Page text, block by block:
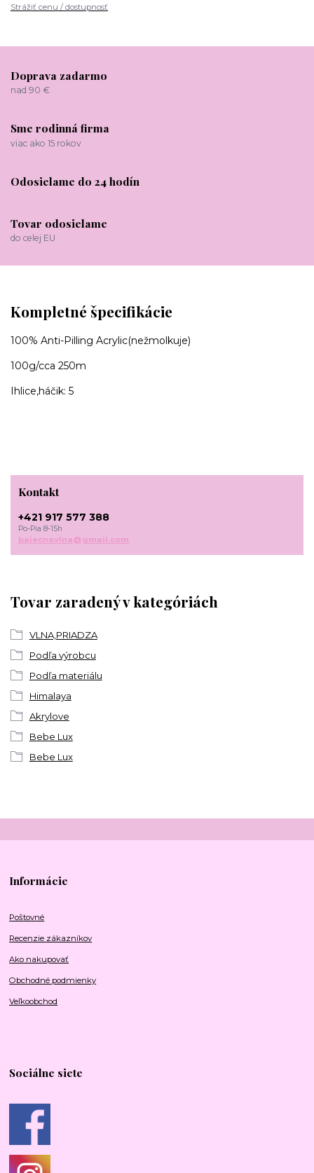
Strážiť cenu / dostupnosť
Doprava zadarmo
nad 90 €
Sme rodinná firma
viac ako 15 rokov
Odosielame do 24 hodín
Tovar odosielame
do celej EU
Kompletné špecifikácie
100% Anti-Pilling Acrylic(nežmolkuje)
100g/cca 250m
Ihlice,háčik: 5
Tovar zaradený v kategóriách
VLNA,PRIADZA
Podľa výrobcu
Podľa materiálu
Himalaya
Akrylove
Bebe Lux
Bebe Lux
Kontakt
+421 917 577 388
Po-Pia 8-15h
bajecnavlna@gmail.com
Informácie
Poštovné
Recenzie zákazníkov
Ako nakupovať
Obchodné podmienky
Veľkoobchod
Sociálne siete